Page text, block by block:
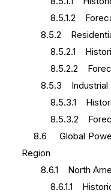
8.5.1.2 Forecast
8.5.2
8.5.2.1
8.5.2.2
8.5.3 Industrial
8.5.3.1
8.5.3.2
8.6 Global Power
Region
8.6.1 North
8.6.1.1 Historical